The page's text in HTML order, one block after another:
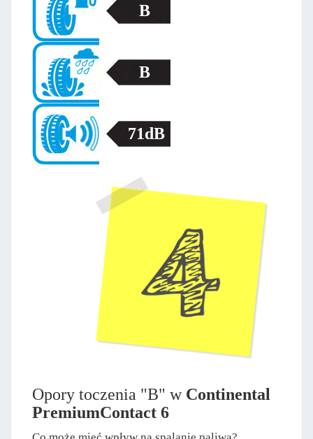
B
B
71dB
Opory toczenia "B" w Continental
PremiumContact 6